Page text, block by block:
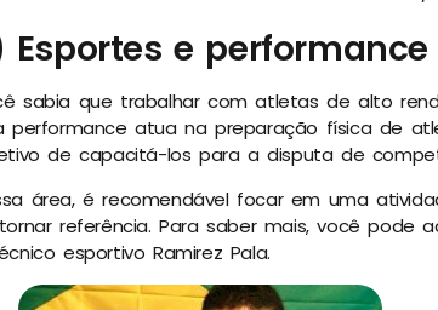
Esportes e performance
sabia que trabalhar com atletas de alto
performance atua na preparação física de
de capacitá-los para a disputa de
área, é recomendável focar em uma
referência. Para saber mais, você pode
esportivo Ramirez Pala.